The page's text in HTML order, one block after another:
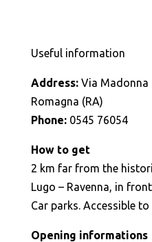
Useful information
Address: Via Madonna
Romagna (RA)
Phone: 0545 76054
How to get
2 km far from the
Lugo – Ravenna, in
Car parks. Accessible
Opening informations